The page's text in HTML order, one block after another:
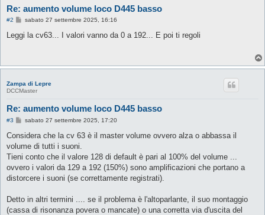
Re: aumento volume loco D445 basso
#2
M
s
s
i
sabato 27 settembre 2025, 16:16
Leggi la cv63... I valori vanno da 0 a 192... E poi ti regoli
Zampa di Lepre
DCCMaster
Re: aumento volume loco D445 basso
#3
M
s
a
g
i
o
sabato 27 settembre 2025, 17:20
Considera che la cv 63 è il master volume ovvero alza o abbassa il
volume di tutti i suoni.
Tieni conto che il valore 128 di default è pari al 100% del volume ...
ovvero i valori da 129 a 192 (150%) sono amplificazioni che portano a
distorcere i suoni (se correttamente registrati).
Detto in altri termini .... se il problema è l'altoparlante, il suo montaggio
(cassa di risonanza povera o mancate) o una corretta via d'uscita del